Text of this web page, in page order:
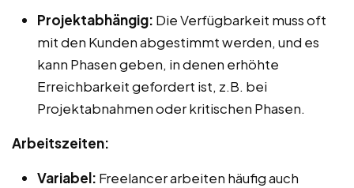
Projektabhängig: Die Verfügbarkeit muss oft
mit den Kunden abgestimmt werden, und es
kann Phasen geben, in denen erhöhte
Erreichbarkeit gefordert ist, z.B. bei
Projektabnahmen oder kritischen Phasen.
Arbeitszeiten:
Variabel: Freelancer arbeiten häufig auch